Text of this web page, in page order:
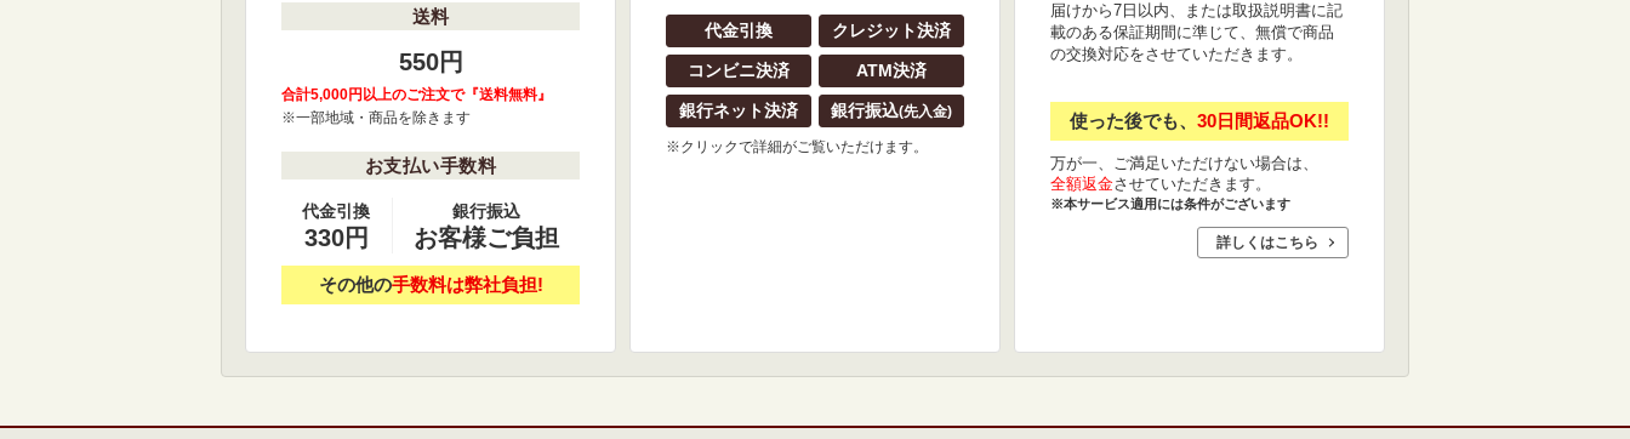
送料
550円
合計5,000円以上のご注文で『送料無料』
※一部地域・商品を除きます
お支払い手数料
代金引換
330円
銀行振込
お客様ご負担
その他の手数料は弊社負担!
代金引換 クレジット決済
コンビニ決済 ATM決済
銀行ネット決済 銀行振込(先入金)
※クリックで詳細がご覧いただけます。
届けから7日以内、または取扱説明書に記
載のある保証期間に準じて、無償で商品
の交換対応をさせていただきます。
使った後でも、 30日間返品OK!!
万が一、ご満足いただけない場合は、
全額返金させていただきます。
※本サービス適用には条件がございます
詳しくはこちら